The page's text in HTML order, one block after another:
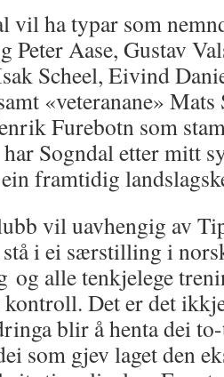
vil ha typar som
Peter Aase, Gustav
Scheel, Eivind
«veteranane»
Furebotn som
Sogndal etter mitt
framtidig
vil uavhengig av
stå i ei særstilling i
og alle tenkjelege
Det er det
blir å henta dei
som gjev laget den